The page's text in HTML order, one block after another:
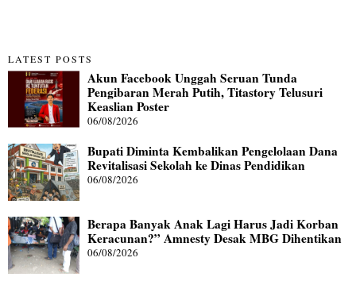
LATEST POSTS
Akun Facebook Unggah Seruan Tunda
Pengibaran Merah Putih, Titastory Telusuri
Keaslian Poster
06/08/2026
Bupati Diminta Kembalikan Pengelolaan Dana
Revitalisasi Sekolah ke Dinas Pendidikan
06/08/2026
Berapa Banyak Anak Lagi Harus Jadi Korban
Keracunan?” Amnesty Desak MBG Dihentikan
06/08/2026